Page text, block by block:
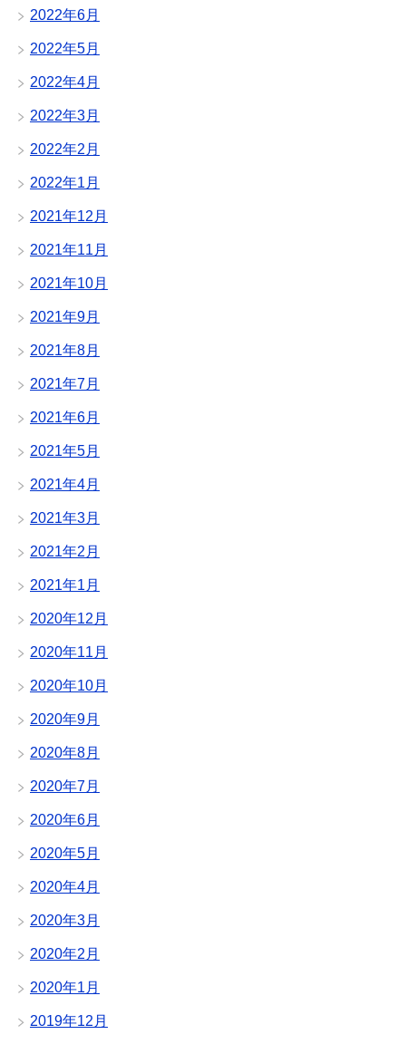
2022年6月
2022年5月
2022年4月
2022年3月
2022年2月
2022年1月
2021年12月
2021年11月
2021年10月
2021年9月
2021年8月
2021年7月
2021年6月
2021年5月
2021年4月
2021年3月
2021年2月
2021年1月
2020年12月
2020年11月
2020年10月
2020年9月
2020年8月
2020年7月
2020年6月
2020年5月
2020年4月
2020年3月
2020年2月
2020年1月
2019年12月